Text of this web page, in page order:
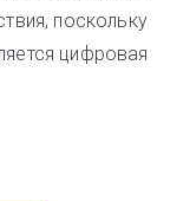
поскольку
цифровая